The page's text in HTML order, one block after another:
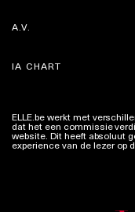
A.V.
IA CHART
ELLE.be werkt met
dat het een commissie
website. Dit heeft absoluut
experience van de lezer op